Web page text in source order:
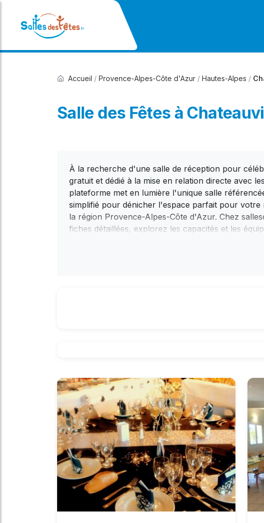
Accueil / Provence-Alpes-Côte d'Azur / Hautes-Alpes /
Salle des Fêtes à
À la recherche d'une salle de réception pour
gratuit et dédié à la mise en relation directe avec
plateforme met en lumière l'unique salle
simplifié pour dénicher l'espace parfait pour votre
la région Provence-Alpes-Côte d'Azur. Chez
fiches détaillées, explorez les capacités et les
formulaire de la fiche ou par les coordonnées
disponibilité, discuter des tarifs et organiser votre